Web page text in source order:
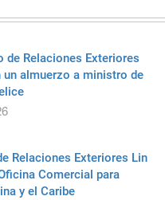
de Relaciones Exteriores
un almuerzo a ministro de
Relaciones Exteriores Lin
Comercial para
y el Caribe